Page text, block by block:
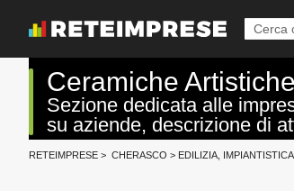
Ceramiche
Sezione dedicata alle
su aziende, descrizione di
RETEIMPRESE > CHERASCO > EDILIZIA,